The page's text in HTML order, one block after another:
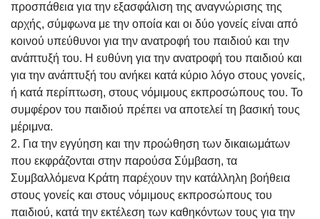
προσπάθεια για την εξασφάλιση της αναγνώρισης της
αρχής, σύμφωνα με την οποία και οι δύο γονείς είναι από
κοινού υπεύθυνοι για την ανατροφή του παιδιού και την
ανάπτυξή του. Η ευθύνη για την ανατροφή του παιδιού και
για την ανάπτυξή του ανήκει κατά κύριο λόγο στους γονείς,
ή κατά περίπτωση, στους νόμιμους εκπροσώπους του. Το
συμφέρον του παιδιού πρέπει να αποτελεί τη βασική τους
μέριμνα.
2. Για την εγγύηση και την προώθηση των δικαιωμάτων
που εκφράζονται στην παρούσα Σύμβαση, τα
Συμβαλλόμενα Κράτη παρέχουν την κατάλληλη βοήθεια
στους γονείς και στους νόμιμους εκπροσώπους του
παιδιού, κατά την εκτέλεση των καθηκόντων τους για την